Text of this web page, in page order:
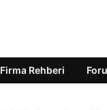
Firma Rehberi